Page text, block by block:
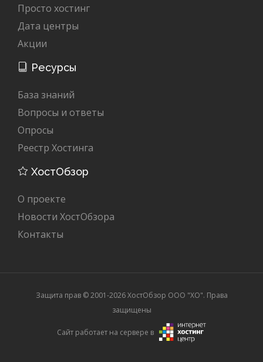
Просто хостинг
Дата центры
Акции
Ресурсы
База знаний
Вопросы и ответы
Опросы
Реестр Хостинга
ХостОбзор
О проекте
Новости ХостОбзора
Контакты
Защита прав © 2001-2026 ХостОбзор ООО "XO". Права
защищены
Сайт работает на сервере в